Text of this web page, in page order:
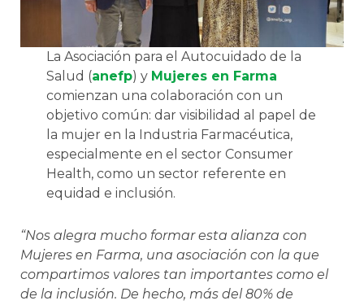
La Asociación para el Autocuidado de la
Salud (anefp) y Mujeres en Farma
comienzan una colaboración con un
objetivo común: dar visibilidad al papel de
la mujer en la Industria Farmacéutica,
especialmente en el sector Consumer
Health, como un sector referente en
equidad e inclusión.
“Nos alegra mucho formar esta alianza con
Mujeres en Farma, una asociación con la que
compartimos valores tan importantes como el
de la inclusión. De hecho, más del 80% de